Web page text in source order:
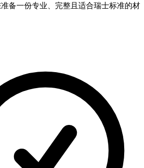
备一份专业、完整且适合瑞士标准的材